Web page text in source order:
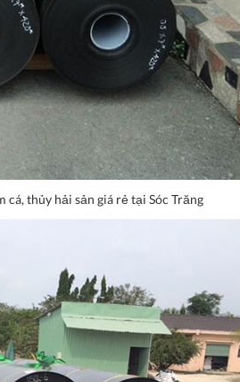
thủy hải sản giá rẻ tại Sóc Trăng